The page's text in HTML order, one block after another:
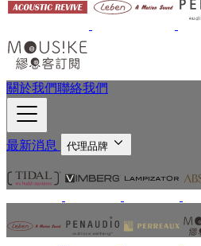
關於我們聯絡我們
最新消息 代理品牌